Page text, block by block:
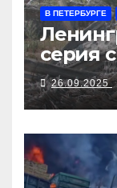
В ПЕТЕРБУРГЕ
серия
26.09.2025